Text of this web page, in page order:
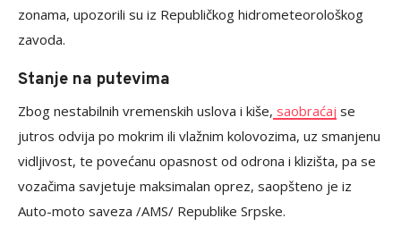
zonama, upozorili su iz Republičkog hidrometeorološkog
zavoda.
Stanje na putevima
Zbog nestabilnih vremenskih uslova i kiše, saobraćaj se
jutros odvija po mokrim ili vlažnim kolovozima, uz smanjenu
vidljivost, te povećanu opasnost od odrona i klizišta, pa se
vozačima savjetuje maksimalan oprez, saopšteno je iz
Auto-moto saveza /AMS/ Republike Srpske.